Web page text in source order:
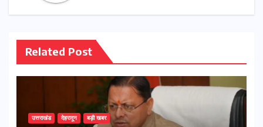
Related Post
उत्तराखंड देहरादून बड़ी खबर